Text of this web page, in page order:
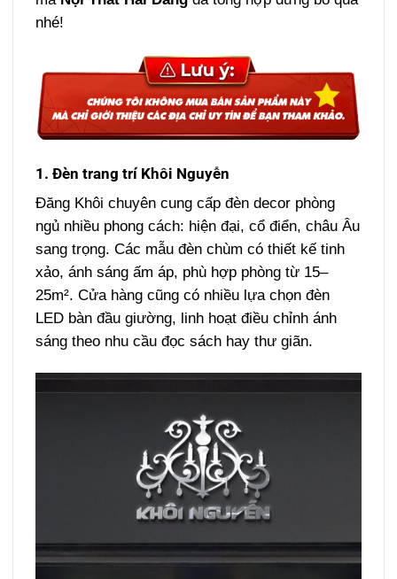
nhé!
1. Đèn trang trí Khôi Nguyễn
Đăng Khôi chuyên cung cấp đèn decor phòng
ngủ nhiều phong cách: hiện đại, cổ điển, châu Âu
sang trọng. Các mẫu đèn chùm có thiết kế tinh
xảo, ánh sáng ấm áp, phù hợp phòng từ 15–
25m². Cửa hàng cũng có nhiều lựa chọn đèn
LED bàn đầu giường, linh hoạt điều chỉnh ánh
sáng theo nhu cầu đọc sách hay thư giãn.